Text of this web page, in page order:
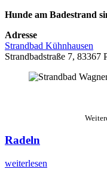
Hunde am Badestrand
Adresse
Strandbad Kühnhausen
Strandbadstraße 7, 83367
Radeln
weiterlesen